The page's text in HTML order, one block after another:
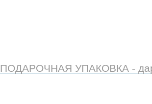
ПОДАРОЧНАЯ УПАКОВКА -